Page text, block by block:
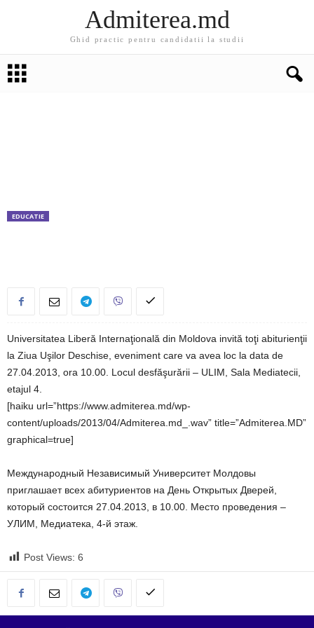
Admiterea.md
Ghid practic pentru candidatii la studii
EDUCATIE
Universitatea Liberă Internaţională din Moldova invită toţi abiturienţii
la Ziua Uşilor Deschise, eveniment care va avea loc la data de
27.04.2013, ora 10.00. Locul desfăşurării – ULIM, Sala Mediatecii,
etajul 4.
[haiku url=”https://www.admiterea.md/wp-
content/uploads/2013/04/Admiterea.md_.wav” title=”Admiterea.MD”
graphical=true]
Международный Независимый Университет Молдовы
приглашает всех абитуриентов на День Открытых Дверей,
который состоится 27.04.2013, в 10.00. Место проведения –
УЛИМ, Медиатека, 4-й этаж.
Post Views: 6